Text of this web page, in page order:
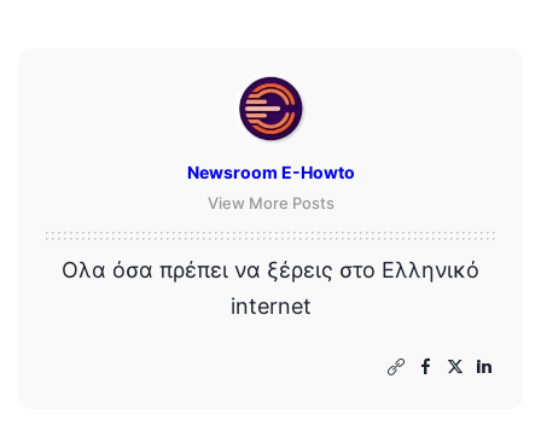
Newsroom E-Howto
View More Posts
Ολα όσα πρέπει να ξέρεις στο Ελληνικό
internet